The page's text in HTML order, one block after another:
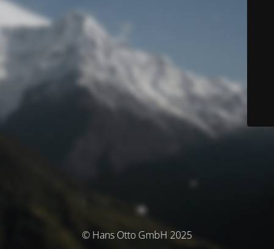
© Hans Otto GmbH 2025